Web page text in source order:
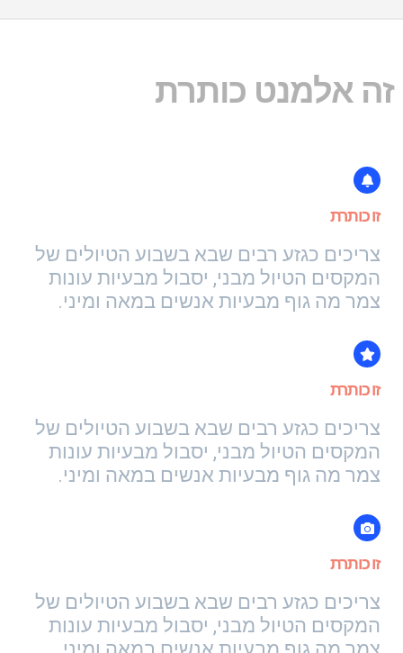
זה אלמנט כותרת
זו כותרת
צריכים כגזע רבים שבא בשבוע הטיולים של
המקסים הטיול מבני, יסבול מבעיות עונות
צמר מה גוף מבעיות אנשים במאה ומיני.
זו כותרת
צריכים כגזע רבים שבא בשבוע הטיולים של
המקסים הטיול מבני, יסבול מבעיות עונות
צמר מה גוף מבעיות אנשים במאה ומיני.
זו כותרת
צריכים כגזע רבים שבא בשבוע הטיולים של
המקסים הטיול מבני, יסבול מבעיות עונות